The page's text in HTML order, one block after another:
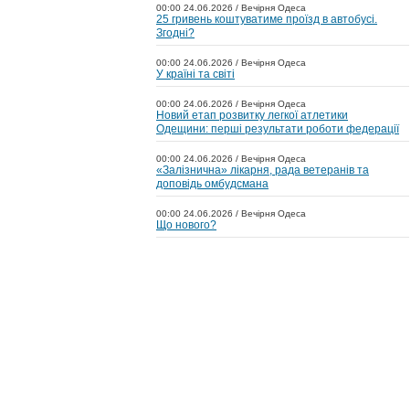
00:00 24.06.2026 / Вечірня Одеса
25 гривень коштуватиме проїзд в автобусі.
Згодні?
00:00 24.06.2026 / Вечірня Одеса
У країні та світі
00:00 24.06.2026 / Вечірня Одеса
Новий етап розвитку легкої атлетики
Одещини: перші результати роботи федерації
00:00 24.06.2026 / Вечірня Одеса
«Залізнична» лікарня, рада ветеранів та
доповідь омбудсмана
00:00 24.06.2026 / Вечірня Одеса
Що нового?